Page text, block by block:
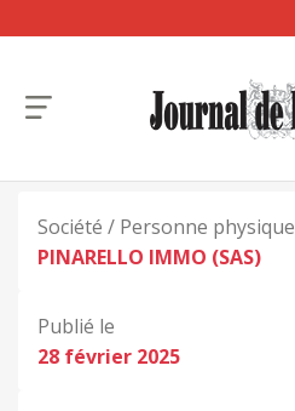
Société / Personne physique
PINARELLO IMMO (SAS)
Publié le
28 février 2025